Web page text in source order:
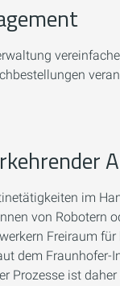
im
von Robotern
Freiraum
dem
Prozesse ist